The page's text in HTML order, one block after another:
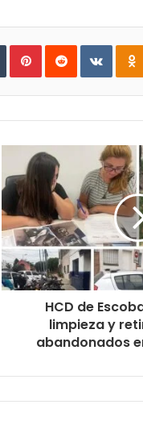
TumblrPinterestReddit
HCD de
limpieza y
abandonados